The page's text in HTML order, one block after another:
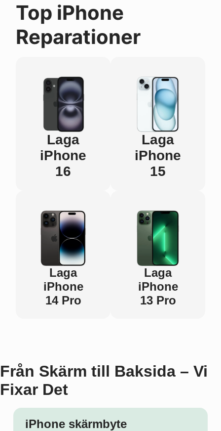
Top iPhone
Reparationer
Laga
iPhone
16
Laga
iPhone
15
Laga
iPhone
14 Pro
Laga
iPhone
13 Pro
Från Skärm till Baksida – Vi
Fixar Det
iPhone skärmbyte